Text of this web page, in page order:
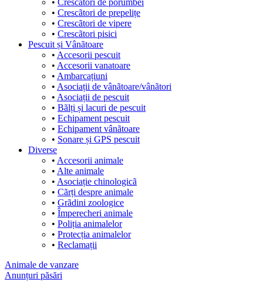
• Crescãtori de prepelițe
• Crescãtori de vipere
• Crescãtori pisici
Pescuit și Vânãtoare
• Accesorii pescuit
• Accesorii vanatoare
• Ambarcațiuni
• Asociații de vânãtoare/vânãtori
• Asociații de pescuit
• Bãlți și lacuri de pescuit
• Echipament pescuit
• Echipament vânãtoare
• Sonare și GPS pescuit
Diverse
• Accesorii animale
• Alte animale
• Asociație chinologicã
• Cãrți despre animale
• Grãdini zoologice
• Împerecheri animale
• Poliția animalelor
• Protecția animalelor
• Reclamații
Animale de vanzare
Anunțuri păsări